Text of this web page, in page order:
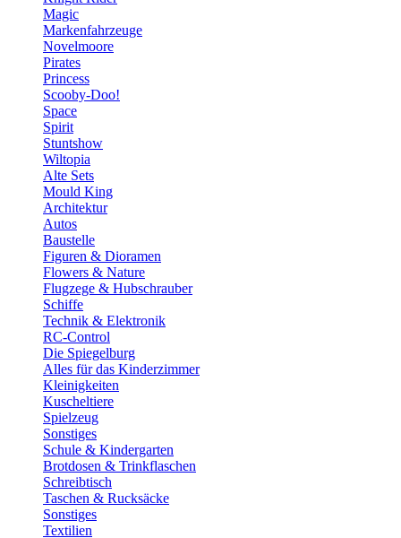
Magic
Markenfahrzeuge
Novelmoore
Pirates
Princess
Scooby-Doo!
Space
Spirit
Stuntshow
Wiltopia
Alte Sets
Mould King
Architektur
Autos
Baustelle
Figuren & Dioramen
Flowers & Nature
Flugzege & Hubschrauber
Schiffe
Technik & Elektronik
RC-Control
Die Spiegelburg
Alles für das Kinderzimmer
Kleinigkeiten
Kuscheltiere
Spielzeug
Sonstiges
Schule & Kindergarten
Brotdosen & Trinkflaschen
Schreibtisch
Taschen & Rucksäcke
Sonstiges
Textilien